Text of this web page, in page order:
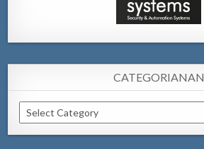
CATEGORIANAN
Categorianan